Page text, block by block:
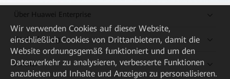
Über Huawei Enterprise
Kaufanleitung
Partner
Wir verwenden Cookies auf dieser Website,
einschließlich Cookies von Drittanbietern, damit die
Website ordnungsgemäß funktioniert und um den
Datenverkehr zu analysieren, verbesserte Funktionen
anzubieten und Inhalte und Anzeigen zu personalisieren.